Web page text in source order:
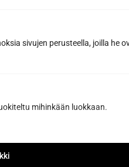
sivujen perusteella, joilla he
mihinkään luokkaan.
liialliselta
kemikaaleilta
pitkäikäisyyden